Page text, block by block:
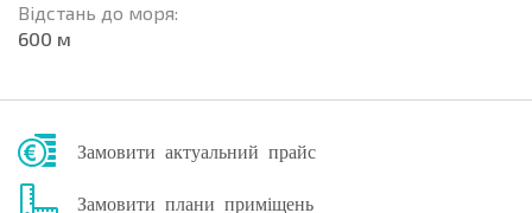
Відстань до моря:
600 м
Замовити актуальний прайс
Замовити плани приміщень